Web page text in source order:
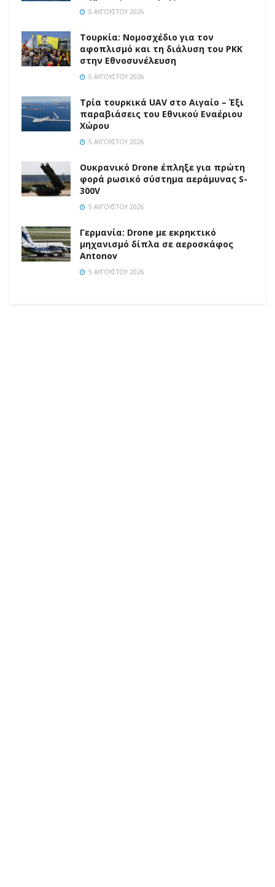
5 ΑΥΓΟΎΣΤΟΥ 2026
Τουρκία: Νομοσχέδιο για τον
αφοπλισμό και τη διάλυση του PKK
στην Εθνοσυνέλευση
5 ΑΥΓΟΎΣΤΟΥ 2026
Τρία τουρκικά UAV στο Αιγαίο – Έξι
παραβιάσεις του Εθνικού Εναέριου
Χώρου
5 ΑΥΓΟΎΣΤΟΥ 2026
Ουκρανικό Drone έπληξε για πρώτη
φορά ρωσικό σύστημα αεράμυνας S-
300V
5 ΑΥΓΟΎΣΤΟΥ 2026
Γερμανία: Drone με εκρηκτικό
μηχανισμό δίπλα σε αεροσκάφος
Antonov
5 ΑΥΓΟΎΣΤΟΥ 2026